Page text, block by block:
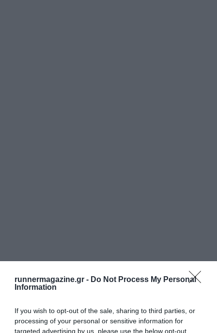
runnermagazine.gr - Do Not Process My Personal
Information
If you wish to opt-out of the sale, sharing to third parties, or
processing of your personal or sensitive information for
targeted advertising by us, please use the below opt-out